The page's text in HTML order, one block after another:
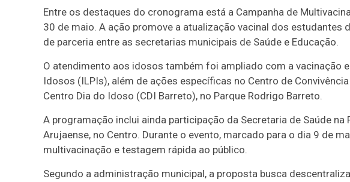
Entre os destaques do cronograma está a Campanha de
30 de maio. A ação promove a atualização vacinal dos estudantes
de parceria entre as secretarias municipais de Saúde e Educação.
O atendimento aos idosos também foi ampliado com a vacinação
Idosos (ILPIs), além de ações específicas no Centro de
Centro Dia do Idoso (CDI Barreto), no Parque Rodrigo Barreto.
A programação inclui ainda participação da Secretaria de Saúde na
Arujaense, no Centro. Durante o evento, marcado para o dia 9 de
multivacinação e testagem rápida ao público.
Segundo a administração municipal, a proposta busca